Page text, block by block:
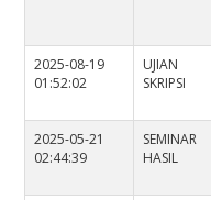
2025-08-19
01:52:02
UJIAN
SKRIPSI
2025-05-21
02:44:39
SEMINAR
HASIL